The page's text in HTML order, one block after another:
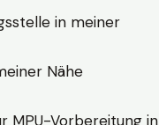
in meiner
Nähe
MPU-Vorbereitung in